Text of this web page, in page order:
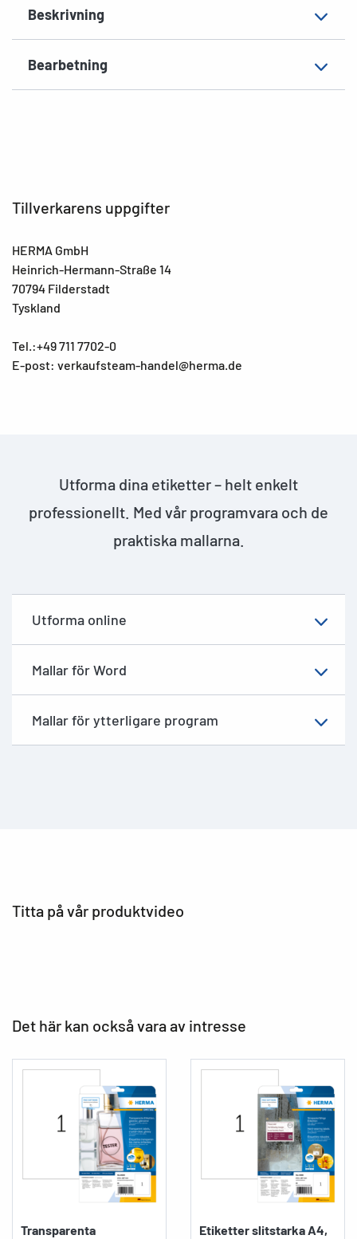
Beskrivning
Bearbetning
havsvattenbeständiga
Tillverkarens uppgifter
HERMA GmbH
Heinrich-Hermann-Straße 14
70794 Filderstadt
Tyskland
Tel.:+49 711 7702-0
E-post: verkaufsteam-handel@herma.de
Utforma dina etiketter – helt enkelt
professionellt. Med vår programvara och de
praktiska mallarna.
Utforma online
Mallar för Word
Mallar för ytterligare program
Titta på vår produktvideo
Det här kan också vara av intresse
Transparenta
Etiketter slitstarka A4,